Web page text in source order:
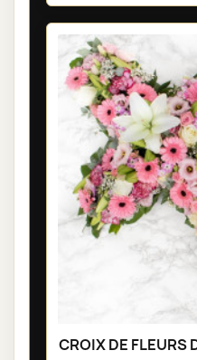
CROIX DE FLEURS